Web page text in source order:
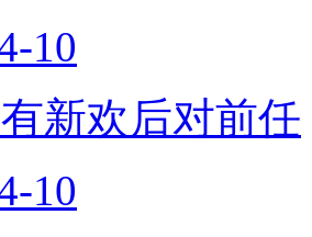
10
新欢后对前任
10